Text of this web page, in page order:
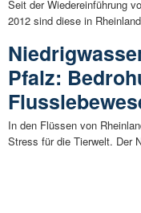
Seit der Wiedereinführung
2012 sind diese in
Pfalz:
In den Flüssen von
Stress für die Tierwelt. Der